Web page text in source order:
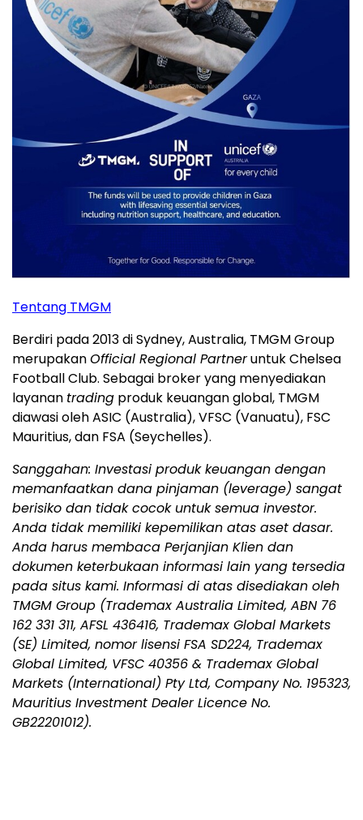
Tentang TMGM
Berdiri pada 2013 di Sydney, Australia, TMGM Group
merupakanOfficial Regional Partneruntuk Chelsea
Football Club. Sebagai broker yang menyediakan
layanan trading produk keuangan global, TMGM
diawasi oleh ASIC (Australia), VFSC (Vanuatu), FSC
Mauritius, dan FSA (Seychelles).
Sanggahan: Investasi produk keuangan dengan
memanfaatkan dana pinjaman (leverage) sangat
berisiko dan tidak cocok untuk semua investor.
Anda tidak memiliki kepemilikan atas aset dasar.
Anda harus membaca Perjanjian Klien dan
dokumen keterbukaan informasi lain yang tersedia
pada situs kami. Informasi di atas disediakan oleh
TMGM Group (Trademax Australia Limited, ABN 76
162 331 311, AFSL 436416, Trademax Global Markets
(SE) Limited, nomor lisensi FSA SD224, Trademax
Global Limited, VFSC 40356 & Trademax Global
Markets (International) Pty Ltd, Company No. 195323,
Mauritius Investment Dealer Licence No.
GB22201012).